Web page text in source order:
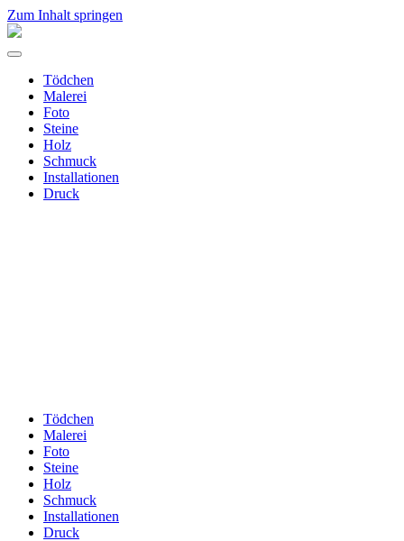
Zum Inhalt springen
Aline
Menü
umschalten
Tödchen
Malerei
Foto
Steine
Holz
Schmuck
Installationen
Druck
Tödchen
Malerei
Foto
Steine
Holz
Schmuck
Installationen
Druck